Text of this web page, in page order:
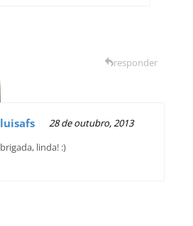
luisafs
28 de outubro, 2013
brigada, linda! :)
responder